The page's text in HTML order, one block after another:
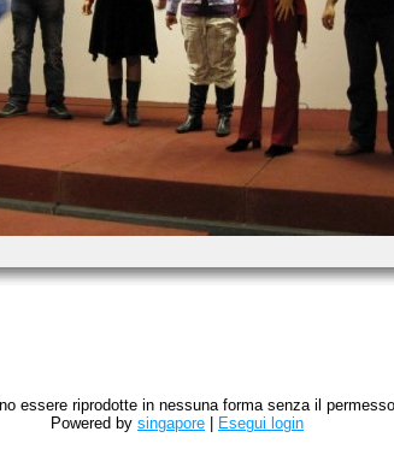
essere riprodotte in nessuna forma senza il
Powered by singapore | Esegui login